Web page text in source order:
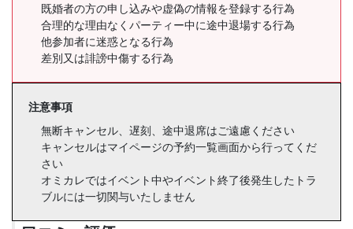
既婚者の方の申し込みや虚偽の情報を登録する行為
合理的な理由なくパーティー中に途中退場する行為
他参加者に迷惑となる行為
差別又は誹謗中傷する行為
注意事項
無断キャンセル、遅刻、途中退席はご遠慮ください
キャンセルはマイページの予約一覧画面から行ってくだ
さい
オミカレではイベント中やイベント終了後発生したトラ
ブルには一切関与いたしません